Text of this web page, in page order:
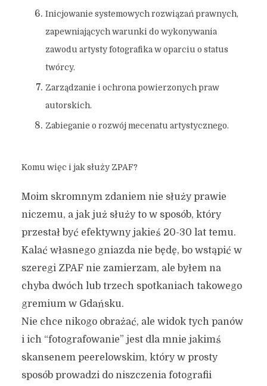
Inicjowanie systemowych rozwiązań prawnych,
zapewniających warunki do wykonywania
zawodu artysty fotografika w oparciu o status
twórcy.
Zarządzanie i ochrona powierzonych praw
autorskich.
Zabieganie o rozwój mecenatu artystycznego.
Komu więc i jak służy ZPAF?
Moim skromnym zdaniem nie służy prawie
niczemu, a jak już służy to w sposób, który
przestał być efektywny jakieś 20-30 lat temu.
Kalać własnego gniazda nie będę, bo wstąpić w
szeregi ZPAF nie zamierzam, ale byłem na
chyba dwóch lub trzech spotkaniach takowego
gremium w Gdańsku.
Nie chce nikogo obrażać, ale widok tych panów
i ich “fotografowanie” jest dla mnie jakimś
skansenem peerelowskim, który w prosty
sposób prowadzi do niszczenia fotografii